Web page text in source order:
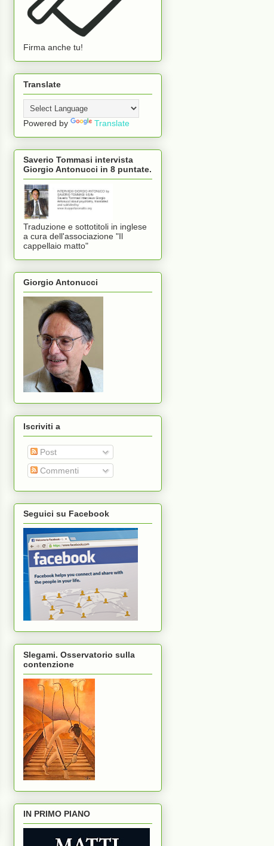
Firma anche tu!
Translate
Powered by Translate
Saverio Tommasi intervista
Giorgio Antonucci in 8 puntate.
Traduzione e sottotitoli in inglese
a cura dell'associazione "Il
cappellaio matto"
Giorgio Antonucci
Iscriviti a
Post
Commenti
Seguici su Facebook
Slegami. Osservatorio sulla
contenzione
IN PRIMO PIANO